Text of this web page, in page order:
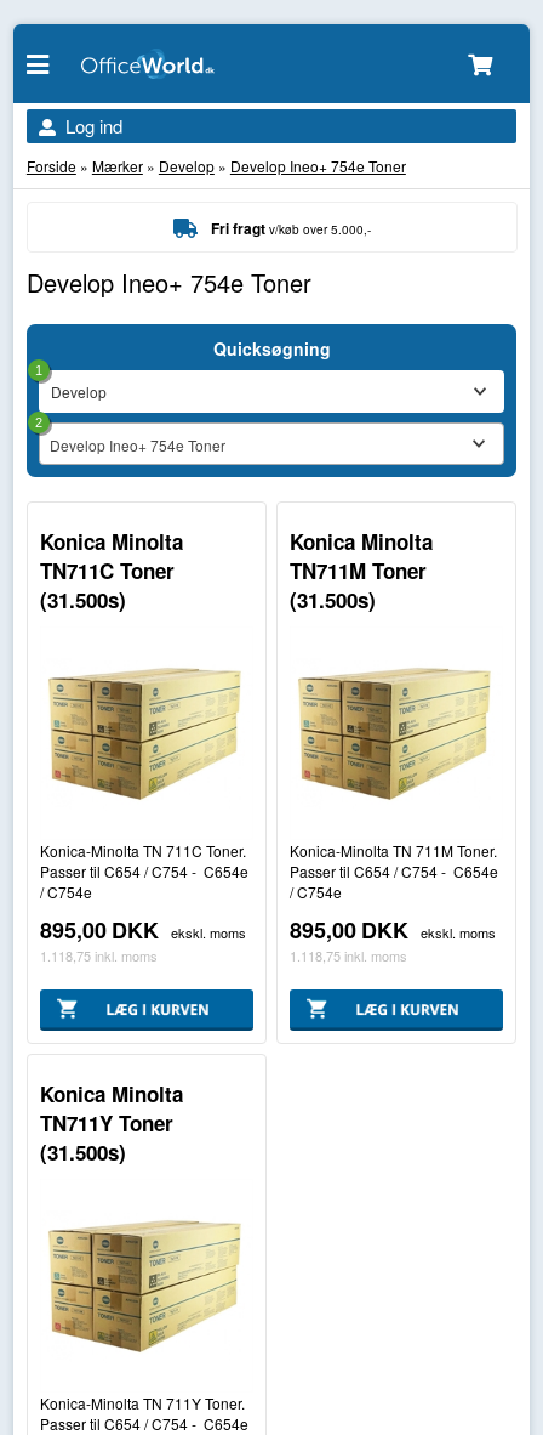
Log ind
Forside» Mærker» Develop» Develop Ineo+ 754e Toner
Fri fragt v/køb over 5.000,-
Develop Ineo+ 754e Toner
Quicksøgning
1
Develop Ineo+ 754e Toner
2
Konica Minolta
TN711C Toner
(31.500s)
Konica-Minolta TN 711C Toner.
Passer til C654 / C754 - C654e
/ C754e
895,00DKK
ekskl. moms
1.118,75 inkl. moms
Konica Minolta
TN711M Toner
(31.500s)
Konica-Minolta TN 711M Toner.
Passer til C654 / C754 - C654e
/ C754e
895,00DKK
ekskl. moms
1.118,75 inkl. moms
Konica Minolta
TN711Y Toner
(31.500s)
Konica-Minolta TN 711Y Toner.
Passer til C654 / C754 - C654e